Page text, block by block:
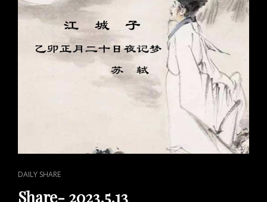
计
CAT
LINKS
DAILY SHARE
Share- 2023.5.13